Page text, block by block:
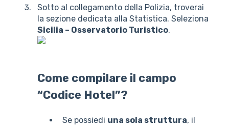
Sotto al collegamento della Polizia, troverai
la sezione dedicata alla Statistica. Seleziona
Sicilia – Osservatorio Turistico.
Come compilare il campo
“Codice Hotel”?
Se possiedi una sola struttura, il